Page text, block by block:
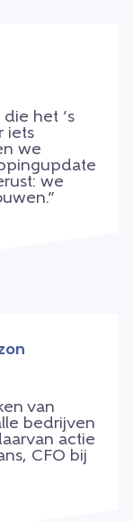
het ’s
iets
we
we
van
bedrijven
actie
CFO bij